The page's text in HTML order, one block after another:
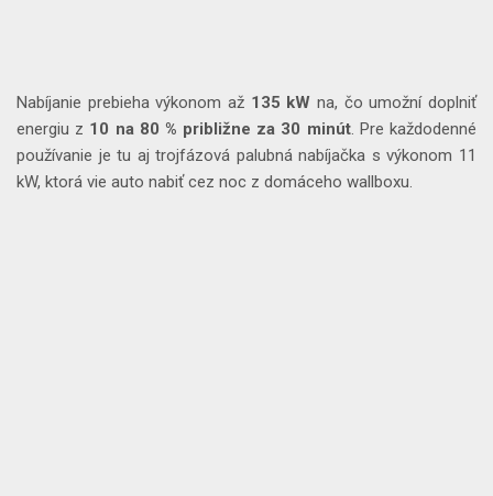
Nabíjanie prebieha výkonom až 135 kW na, čo umožní doplniť
energiu z 10 na 80 % približne za 30 minút. Pre každodenné
používanie je tu aj trojfázová palubná nabíjačka s výkonom 11
kW, ktorá vie auto nabiť cez noc z domáceho wallboxu.